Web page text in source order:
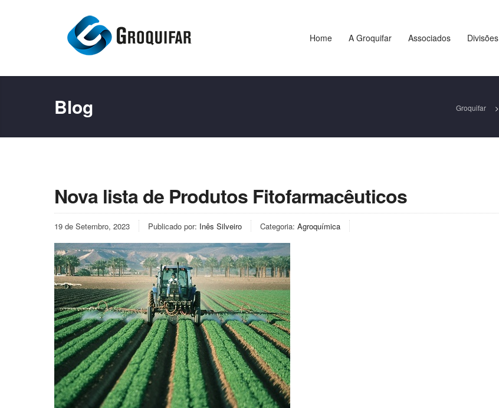
Home A Groquifar Associados Divisões
Blog Groquifar >
Nova lista de Produtos Fitofarmacêuticos
19 de Setembro, 2023 Publicado por: Inês Silveiro Categoria: Agroquímica